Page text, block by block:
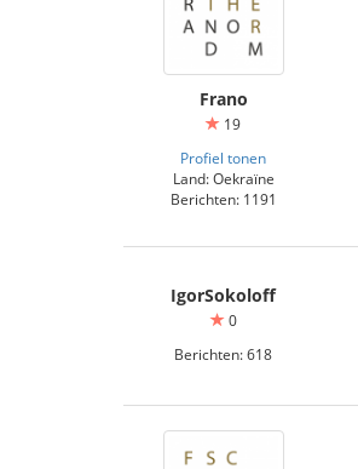
Frano
19
Profiel tonen
Land: Oekraïne
Berichten: 1191
IgorSokoloff
0
Berichten: 618